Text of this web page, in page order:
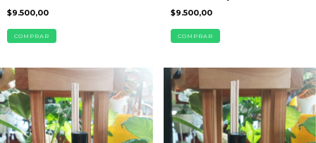
$9.500,00
COMPRAR
$9.500,00
COMPRAR